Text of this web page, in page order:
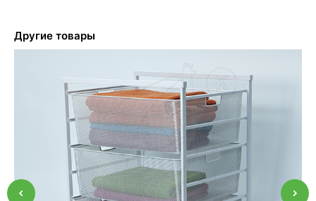
Другие товары